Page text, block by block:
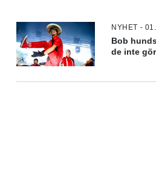
NYHET -
Bob
de inte